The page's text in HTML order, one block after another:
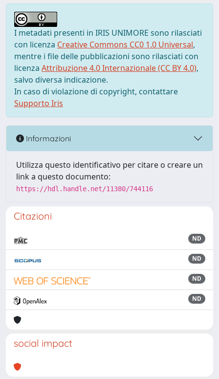
I metadati presenti in IRIS UNIMORE sono rilasciati
con licenza Creative Commons CC0 1.0 Universal,
mentre i file delle pubblicazioni sono rilasciati con
licenza Attribuzione 4.0 Internazionale (CC BY 4.0),
salvo diversa indicazione.
In caso di violazione di copyright, contattare
Supporto Iris
Informazioni
Utilizza questo identificativo per citare o creare un
link a questo documento:
https://hdl.handle.net/11380/744116
Citazioni
ND
ND
ND
ND
social impact